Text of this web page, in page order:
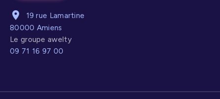
19 rue Lamartine
80000 Amiens
Le groupe awelty
09 71 16 97 00